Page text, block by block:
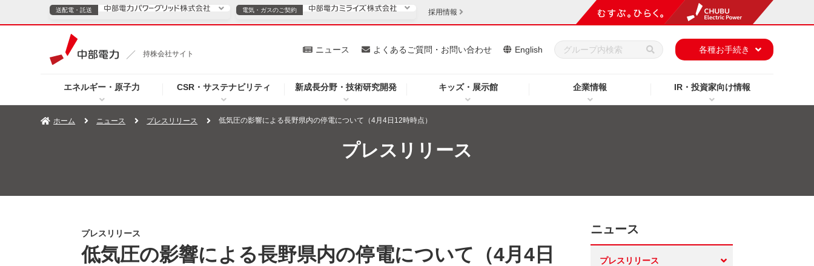
持株会社サイト
エネルギー・原子力 CSR・サステナビリティ 新成長分野・技術研究開発 キッズ・展示館 企業情報 IR・投資家向け情報
ニュース よくあるご質問・お問い合わせ English 各種お手続き
送配電・託送
TOPページへ ご案内 安定供給
企業情報
電気・ガスのご契約
電気・ガスのご契約
TOPページへ 個人のお客さま 法人のお客さま
採用情報
ホーム ニュース プレスリリース 低気圧の影響による長野県内の停電について（4月4日12時時点）
プレスリリース
プレスリリース
低気圧の影響による長野県内の停電について（4月4日
ニュース
プレスリリース